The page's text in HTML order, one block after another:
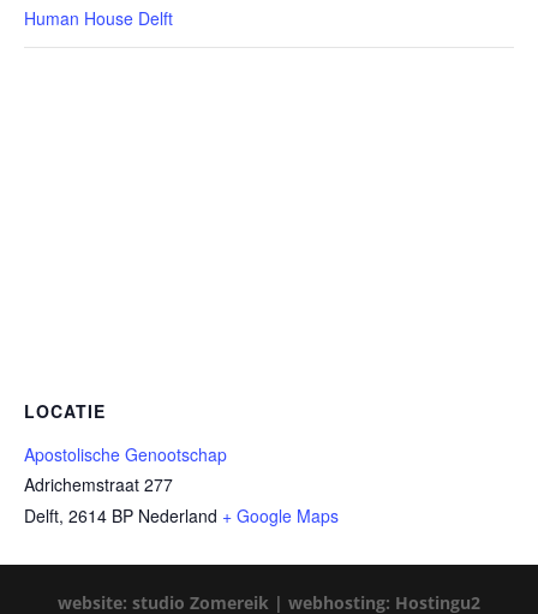
Human House Delft
LOCATIE
Apostolische Genootschap
Adrichemstraat 277
Delft, 2614 BP Nederland + Google Maps
website: studio Zomereik | webhosting: Hostingu2